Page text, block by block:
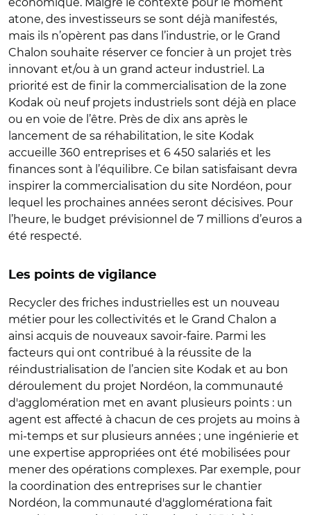
atone, des investisseurs se sont déjà manifestés,
mais ils n’opèrent pas dans l’industrie, or le Grand
Chalon souhaite réserver ce foncier à un projet très
innovant et/ou à un grand acteur industriel. La
priorité est de finir la commercialisation de la zone
Kodak où neuf projets industriels sont déjà en place
ou en voie de l’être. Près de dix ans après le
lancement de sa réhabilitation, le site Kodak
accueille 360 entreprises et 6 450 salariés et les
finances sont à l’équilibre. Ce bilan satisfaisant devra
inspirer la commercialisation du site Nordéon, pour
lequel les prochaines années seront décisives. Pour
l’heure, le budget prévisionnel de 7 millions d’euros a
été respecté.
Les points de vigilance
Recycler des friches industrielles est un nouveau
métier pour les collectivités et le Grand Chalon a
ainsi acquis de nouveaux savoir-faire. Parmi les
facteurs qui ont contribué à la réussite de la
réindustrialisation de l’ancien site Kodak et au bon
déroulement du projet Nordéon, la communauté
d'agglomération met en avant plusieurs points : un
agent est affecté à chacun de ces projets au moins à
mi-temps et sur plusieurs années ; une ingénierie et
une expertise appropriées ont été mobilisées pour
mener des opérations complexes. Par exemple, pour
la coordination des entreprises sur le chantier
Nordéon, la communauté d'agglomérationa fait